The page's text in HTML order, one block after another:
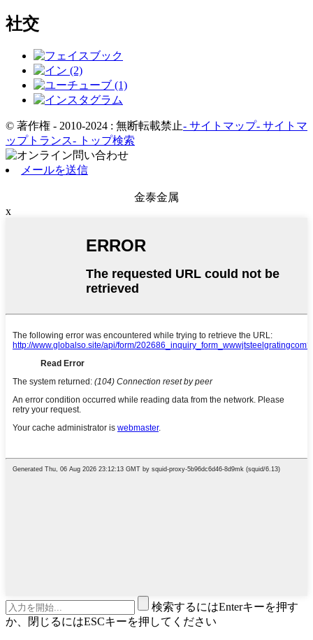
社交
© 著作権 - 2010-2024 : 無断転載禁止- サイトマップ- サイトマ
ップトランス- トップ検索
メールを送信
金泰金属
x
検索するにはEnterキーを押す
か、閉じるにはESCキーを押してください